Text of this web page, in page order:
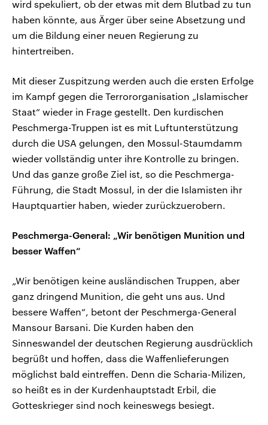
wird spekuliert, ob der etwas mit dem Blutbad zu tun
haben könnte, aus Ärger über seine Absetzung und
um die Bildung einer neuen Regierung zu
hintertreiben.
Mit dieser Zuspitzung werden auch die ersten Erfolge
im Kampf gegen die Terrororganisation „Islamischer
Staat“ wieder in Frage gestellt. Den kurdischen
Peschmerga-Truppen ist es mit Luftunterstützung
durch die USA gelungen, den Mossul-Staumdamm
wieder vollständig unter ihre Kontrolle zu bringen.
Und das ganze große Ziel ist, so die Peschmerga-
Führung, die Stadt Mossul, in der die Islamisten ihr
Hauptquartier haben, wieder zurückzuerobern.
Peschmerga-General: „Wir benötigen Munition und
besser Waffen“
„Wir benötigen keine ausländischen Truppen, aber
ganz dringend Munition, die geht uns aus. Und
bessere Waffen“, betont der Peschmerga-General
Mansour Barsani. Die Kurden haben den
Sinneswandel der deutschen Regierung ausdrücklich
begrüßt und hoffen, dass die Waffenlieferungen
möglichst bald eintreffen. Denn die Scharia-Milizen,
so heißt es in der Kurdenhauptstadt Erbil, die
Gotteskrieger sind noch keineswegs besiegt.